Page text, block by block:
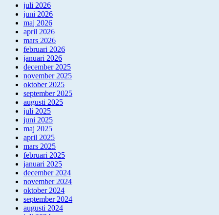
juli 2026
juni 2026
maj 2026
april 2026
mars 2026
februari 2026
januari 2026
december 2025
november 2025
oktober 2025
september 2025
augusti 2025
juli 2025
juni 2025
maj 2025
april 2025
mars 2025
februari 2025
januari 2025
december 2024
november 2024
oktober 2024
september 2024
augusti 2024